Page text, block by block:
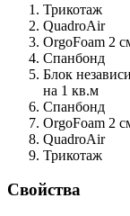
Трикотаж
QuadroAir
OrgoFoam 2
Спанбонд
Блок
на 1 кв.м
Спанбонд
OrgoFoam 2
QuadroAir
Трикотаж
Свойства